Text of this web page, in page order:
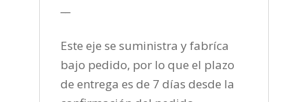
Este eje se suministra y fabríca
bajo pedido, por lo que el plazo
de entrega es de 7 días desde la